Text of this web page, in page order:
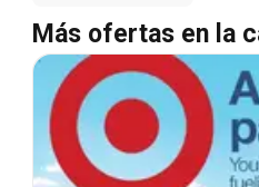
Más ofertas en la